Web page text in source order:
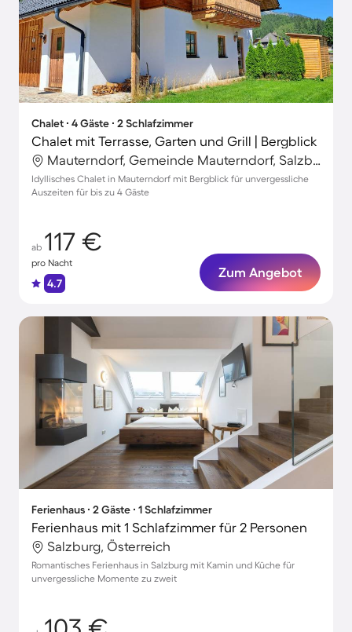
Chalet ∙ 4 Gäste ∙ 2 Schlafzimmer
Chalet mit Terrasse, Garten und Grill | Bergblick
Mauterndorf, Gemeinde Mauterndorf, Salzburg
Idyllisches Chalet in Mauterndorf mit Bergblick für unvergessliche
Auszeiten für bis zu 4 Gäste
ab 117 €
pro Nacht
4.7
Zum Angebot
Ferienhaus ∙ 2 Gäste ∙ 1 Schlafzimmer
Ferienhaus mit 1 Schlafzimmer für 2 Personen
Salzburg, Österreich
Romantisches Ferienhaus in Salzburg mit Kamin und Küche für
unvergessliche Momente zu zweit